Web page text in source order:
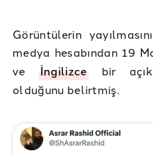
Görüntülerin
medya hesabından 19
ve İngilizcebir
olduğunu belirtmiş.